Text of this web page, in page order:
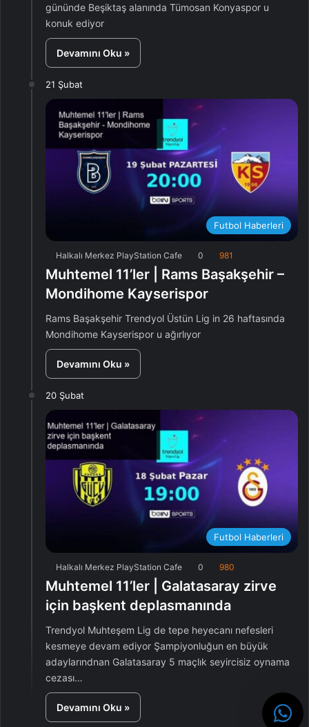
gününde Beşiktaş alanında Tümosan Konyaspor u
konuk ediyor
Devamını Oku »
21 Şubat
Futbol Haberleri
Halkalı Merkez PlayStation Cafe 0 981
Muhtemel 11’ler | Rams Başakşehir –
Mondihome Kayserispor
Rams Başakşehir Trendyol Üstün Lig in 26 haftasında
Mondihome Kayserispor u ağırlıyor
Devamını Oku »
20 Şubat
Futbol Haberleri
Halkalı Merkez PlayStation Cafe 0 980
Muhtemel 11’ler | Galatasaray zirve
için başkent deplasmanında
Trendyol Muhteşem Lig de tepe heyecanı nefesleri
kesmeye devam ediyor Şampiyonluğun en büyük
adaylarındnan Galatasaray 5 maçlık seyircisiz oynama
cezası…
Devamını Oku »